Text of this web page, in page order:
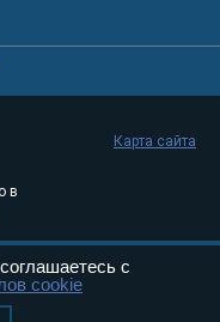
в
Карта сайта
с
cookie